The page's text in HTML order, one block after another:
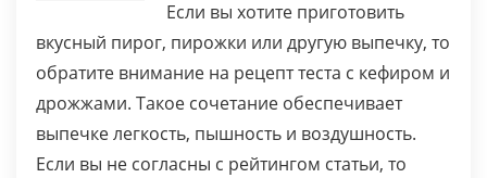
Если вы хотите приготовить
вкусный пирог, пирожки или другую выпечку, то
обратите внимание на рецепт теста с кефиром и
дрожжами. Такое сочетание обеспечивает
выпечке легкость, пышность и воздушность.
Если вы не согласны с рейтингом статьи, то